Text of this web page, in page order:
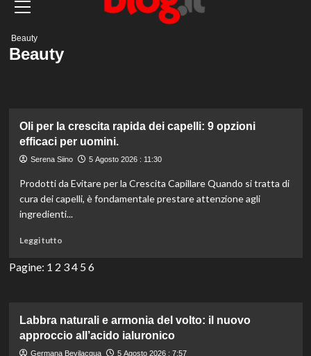
principale
Beauty
Beauty
Oli per la crescita rapida dei capelli: 9 opzioni
efficaci per uomini.
Serena Siino 5 Agosto 2026 : 11:30
Prodotti da Evitare per la Crescita Capillare Quando si tratta di
cura dei capelli, è fondamentale prestare attenzione agli
ingredienti...
Leggi tuttoLeggi
più
la
crescita
Pagine: 1 2 34 5 6
Labbra naturali e armonia del volto: il nuovo
approccio all’acido ialuronico
Germana Bevilacqua 5 Agosto 2026 : 7:57